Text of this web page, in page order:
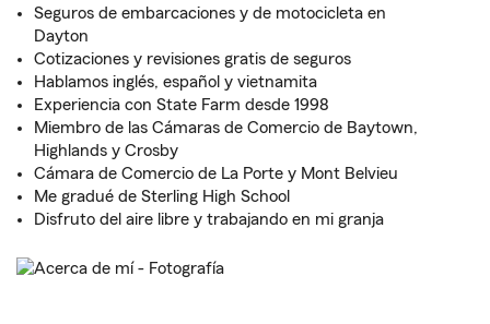
Seguros de embarcaciones y de motocicleta en
Dayton
Cotizaciones y revisiones gratis de seguros
Hablamos inglés, español y vietnamita
Experiencia con State Farm desde 1998
Miembro de las Cámaras de Comercio de Baytown,
Highlands y Crosby
Cámara de Comercio de La Porte y Mont Belvieu
Me gradué de Sterling High School
Disfruto del aire libre y trabajando en mi granja